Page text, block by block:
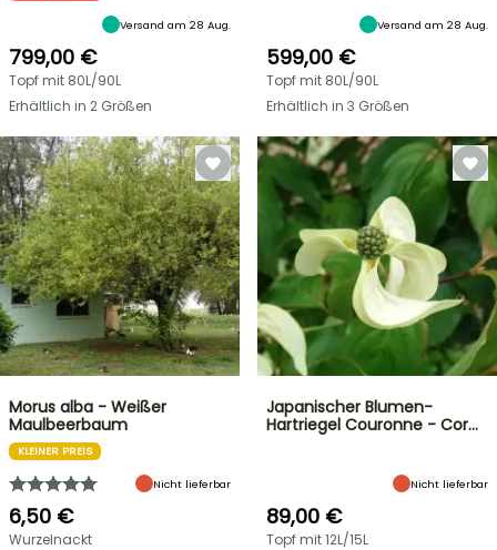
Versand am 28 Aug.
799,00 €
Topf mit 80L/90L
Erhältlich in 2 Größen
Versand am 28 Aug.
599,00 €
Topf mit 80L/90L
Erhältlich in 3 Größen
Morus alba - Weißer
Maulbeerbaum
KLEINER PREIS
Nicht lieferbar
6,50 €
Wurzelnackt
Japanischer Blumen-
Hartriegel Couronne - Cor…
Nicht lieferbar
89,00 €
Topf mit 12L/15L